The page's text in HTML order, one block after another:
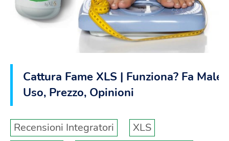
Cattura Fame XLS | Funziona? Fa Male?
Uso, Prezzo, Opinioni
Recensioni Integratori
XLS